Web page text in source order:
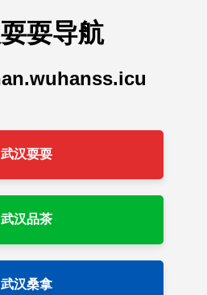
耍导航
武汉耍耍
武汉品茶
武汉桑拿